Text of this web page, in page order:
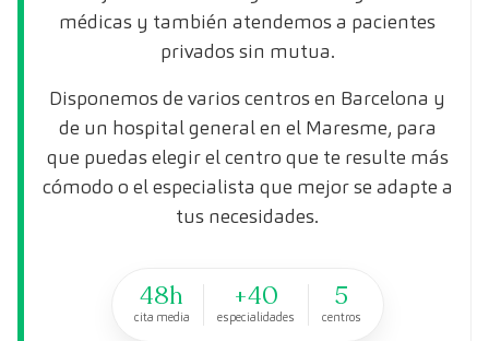
médicas y también atendemos a pacientes
privados sin mutua.
Disponemos de varios centros en Barcelona y
de un hospital general en el Maresme, para
que puedas elegir el centro que te resulte más
cómodo o el especialista que mejor se adapte a
tus necesidades.
48h
cita media
+40
especialidades
5
centros